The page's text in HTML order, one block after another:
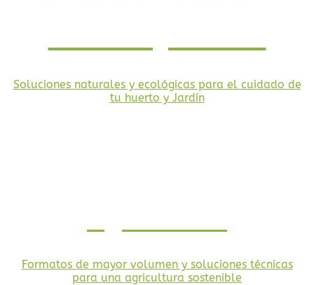
Soluciones naturales y ecológicas para el cuidado de
tu huerto y Jardín
Formatos de mayor volumen y soluciones técnicas
para una agricultura sostenible